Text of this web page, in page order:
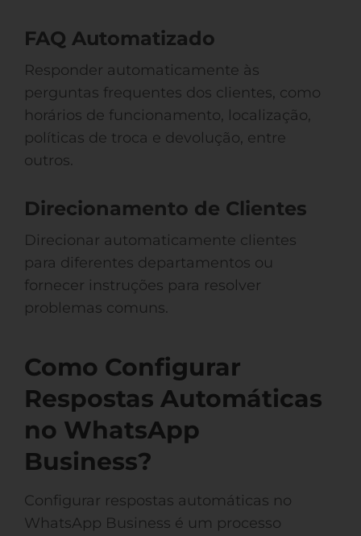
FAQ Automatizado
Responder automaticamente às
perguntas frequentes dos clientes, como
horários de funcionamento, localização,
políticas de troca e devolução, entre
outros.
Direcionamento de Clientes
Direcionar automaticamente clientes
para diferentes departamentos ou
fornecer instruções para resolver
problemas comuns.
Como Configurar
Respostas Automáticas
no WhatsApp
Business?
Configurar respostas automáticas no
WhatsApp Business é um processo